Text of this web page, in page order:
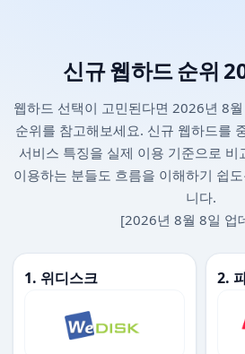
신규 웹하드 순위
웹하드 선택이 고민된다면 2026년 8
순위를 참고해보세요. 신규 웹하드를
서비스 특징을 실제 이용 기준으로 비
이용하는 분들도 흐름을 이해하기 쉽
니다.
[2026년 8월 8일 업
1. 위디스크 2.